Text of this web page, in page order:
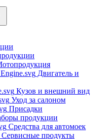
Двигатель и
Кузов и внешний вид
Уход за салоном
Присадки
продукции
Средства для автомоек
Сервисные продукты